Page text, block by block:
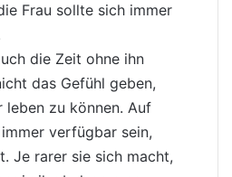
Frau sollte sich immer
die Zeit ohne ihn
das Gefühl geben,
leben zu können. Auf
verfügbar sein,
Je rarer sie sich macht,